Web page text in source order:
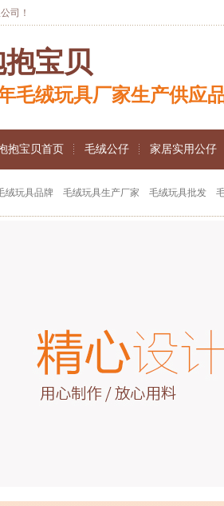
司！
宝贝
毛绒玩具厂家生产供应
抱宝贝首页 毛绒公仔 家居实用公仔
绒玩具品牌 毛绒玩具生产厂家 毛绒玩具批发